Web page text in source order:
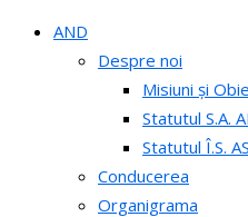
AND
Despre noi
Misiuni și
Statutul S.A.
Statutul Î.S.
Conducerea
Organigrama